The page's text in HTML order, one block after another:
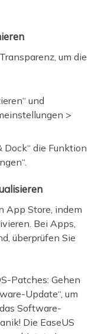
um die
und
>
Dock“ die Funktion
App Store, indem
Bei Apps,
überprüfen Sie
Patches: Gehen
Update“, um
Software-
Die EaseUS